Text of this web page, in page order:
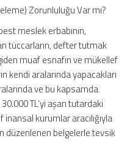
Zorunluluğu Var mı?
meslek erbabının,
tüccarların, defter tutmak
muaf esnafın ve mükellef
kendi aralarında yapacakları
ve bu kapsamda
TL’yi aşan tutardaki
kurumlar aracılığıyla
düzenlenen belgelerle tevsik